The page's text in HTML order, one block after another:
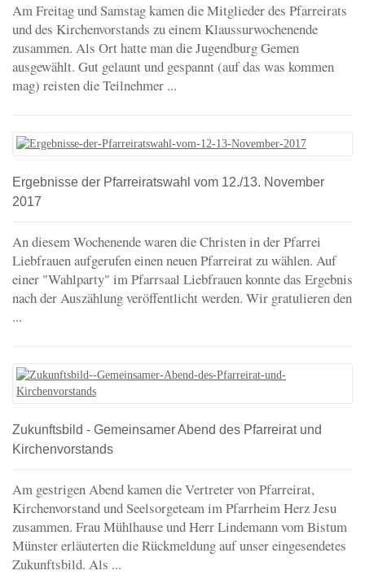
Am Freitag und Samstag kamen die Mitglieder des Pfarreirats
und des Kirchenvorstands zu einem Klaussurwochenende
zusammen. Als Ort hatte man die Jugendburg Gemen
ausgewählt. Gut gelaunt und gespannt (auf das was kommen
mag) reisten die Teilnehmer ...
Ergebnisse der Pfarreiratswahl vom 12./13. November
2017
An diesem Wochenende waren die Christen in der Pfarrei
Liebfrauen aufgerufen einen neuen Pfarreirat zu wählen. Auf
einer "Wahlparty" im Pfarrsaal Liebfrauen konnte das Ergebnis
nach der Auszählung veröffentlicht werden. Wir gratulieren den
...
Zukunftsbild - Gemeinsamer Abend des Pfarreirat und
Kirchenvorstands
Am gestrigen Abend kamen die Vertreter von Pfarreirat,
Kirchenvorstand und Seelsorgeteam im Pfarrheim Herz Jesu
zusammen. Frau Mühlhause und Herr Lindemann vom Bistum
Münster erläuterten die Rückmeldung auf unser eingesendetes
Zukunftsbild. Als ...